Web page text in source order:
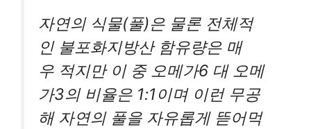
자연의 식물(풀)은 물론 전체적
인 불포화지방산 함유량은 매
우 적지만 이 중 오메가6 대 오메
가3의 비율은 1:1이며 이런 무공
해 자연의 풀을 자유롭게 뜯어먹